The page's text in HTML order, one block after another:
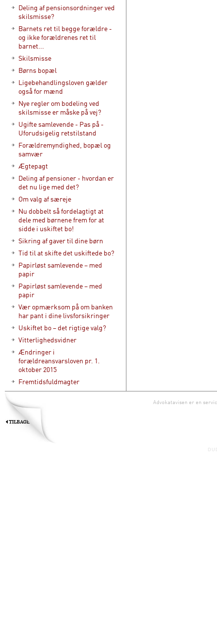
Deling af pensionsordninger ved
skilsmisse?
Barnets ret til begge forældre -
og ikke forældrenes ret til
barnet...
Skilsmisse
Børns bopæl
Ligebehandlingsloven gælder
også for mænd
Nye regler om bodeling ved
skilsmisse er måske på vej?
Ugifte samlevende - Pas på -
Uforudsigelig retstilstand
Forældremyndighed, bopæl og
samvær
Ægtepagt
Deling af pensioner - hvordan er
det nu lige med det?
Om valg af særeje
Nu dobbelt så fordelagtigt at
dele med børnene frem for at
sidde i uskiftet bo!
Sikring af gaver til dine børn
Tid til at skifte det uskiftede bo?
Papirløst samlevende – med
papir
Papirløst samlevende – med
papir
Vær opmærksom på om banken
har pant i dine livsforsikringer
Uskiftet bo – det rigtige valg?
Vitterlighedsvidner
Ændringer i
forældreansvarsloven pr. 1.
oktober 2015
Fremtidsfuldmagter
Advokatavisen er en